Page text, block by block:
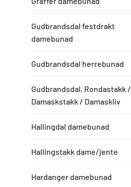
Gudbrandsdal festdrakt
damebunad
Gudbrandsdal herrebunad
Gudbrandsdal, Rondastakk /
Damaskstakk / Damaskliv
Hallingdal damebunad
Hallingstakk dame/jente
Hardanger damebunad